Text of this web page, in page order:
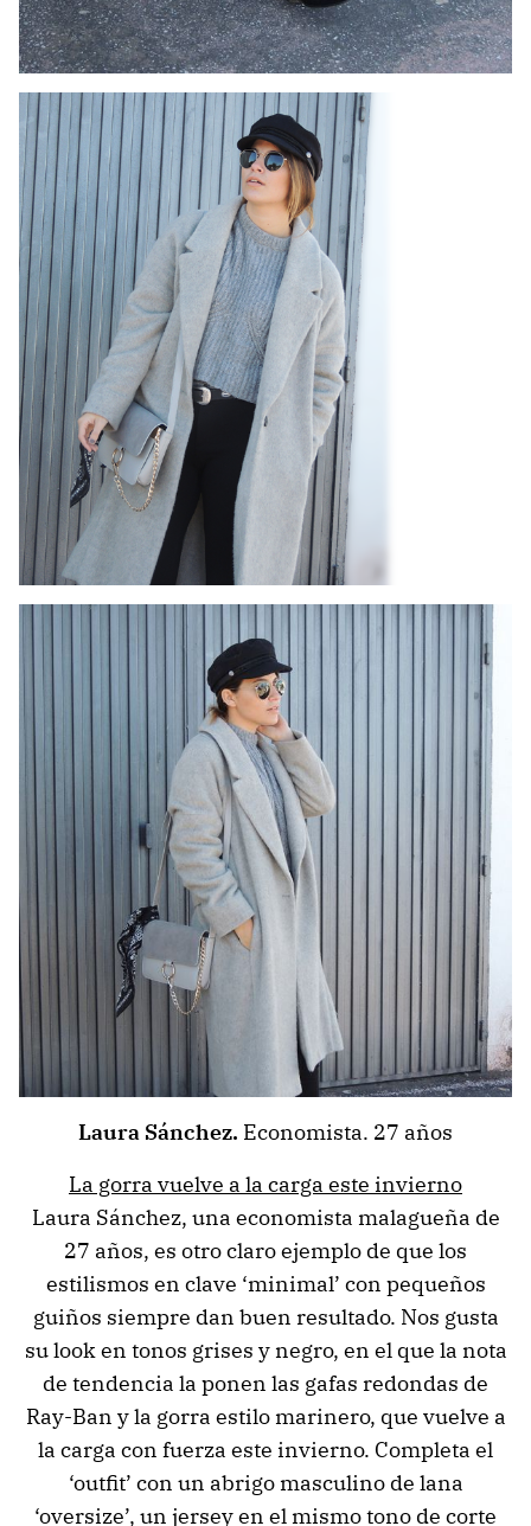
Laura Sánchez. Economista. 27 años
La gorra vuelve a la carga este invierno
Laura Sánchez, una economista malagueña de
27 años, es otro claro ejemplo de que los
estilismos en clave ‘minimal’ con pequeños
guiños siempre dan buen resultado. Nos gusta
su look en tonos grises y negro, en el que la nota
de tendencia la ponen las gafas redondas de
Ray-Ban y la gorra estilo marinero, que vuelve a
la carga con fuerza este invierno. Completa el
‘outfit’ con un abrigo masculino de lana
‘oversize’, un jersey en el mismo tono de corte